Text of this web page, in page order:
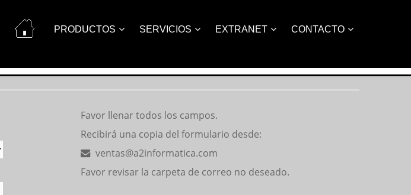
PRODUCTOS SERVICIOS EXTRANET CONTACTO
Favor llenar todos los campos.
Recibirá una copia del formulario desde:
ventas@a2informatica.com
Favor revisar la carpeta de correo no deseado.